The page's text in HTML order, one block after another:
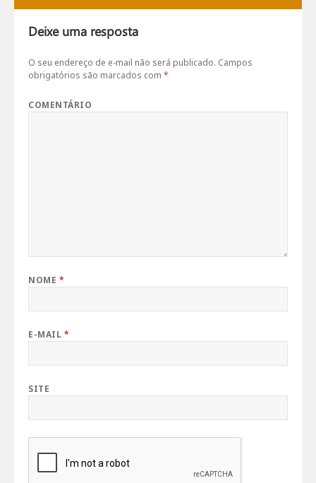
Deixe uma resposta
O seu endereço de e-mail não será publicado. Campos
obrigatórios são marcados com*
COMENTÁRIO
NOME *
E-MAIL *
SITE